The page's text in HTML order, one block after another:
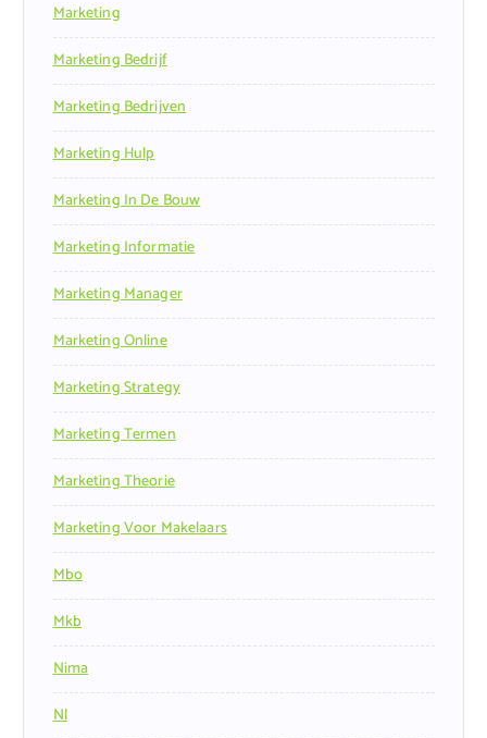
Marketing
Marketing Bedrijf
Marketing Bedrijven
Marketing Hulp
Marketing In De Bouw
Marketing Informatie
Marketing Manager
Marketing Online
Marketing Strategy
Marketing Termen
Marketing Theorie
Marketing Voor Makelaars
Mbo
Mkb
Nima
Nl